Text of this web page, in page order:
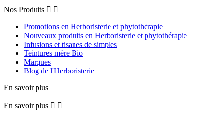
Nos Produits  
Promotions en Herboristerie et phytothérapie
Nouveaux produits en Herboristerie et phytothérapie
Infusions et tisanes de simples
Teintures mère Bio
Marques
Blog de l'Herboristerie
En savoir plus
En savoir plus  